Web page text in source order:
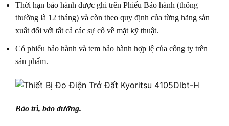
Thời hạn bảo hành được ghi trên Phiếu Bảo hành (thông
thường là 12 tháng) và còn theo quy định của từng hãng sản
xuất đối với tất cả các sự cố về mặt kỹ thuật.
Có phiếu bảo hành và tem bảo hành hợp lệ của công ty trên
sản phẩm.
Bảo trì, bảo dưỡng.